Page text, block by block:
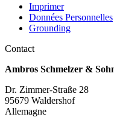
Imprimer
Données Personnelles
Grounding
Contact
Ambros Schmelzer &
Dr. Zimmer-Straße 28
95679 Waldershof
Allemagne